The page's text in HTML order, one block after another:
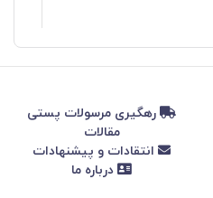
رهگیری مرسولات پستی
مقالات
انتقادات و پیشنهادات
درباره ما